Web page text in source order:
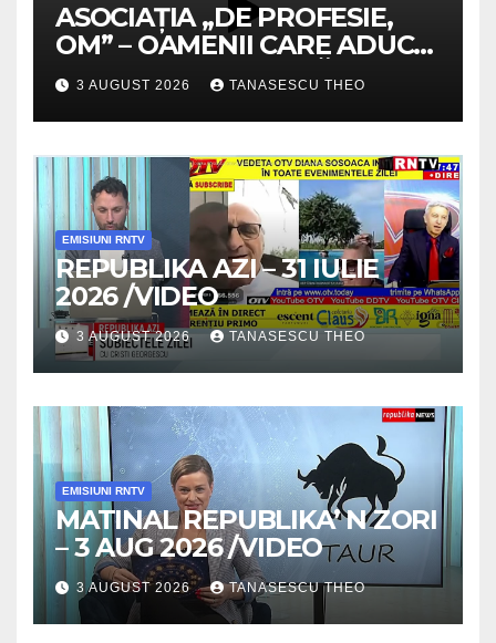
ASOCIAȚIA „DE PROFESIE,
OM” – OAMENII CARE ADUC
VALOARE COMUNITĂȚII /
SECRETELE SUCCESULUI
/VIDEO
3 AUGUST 2026 TANASESCU THEO
EMISIUNI RNTV
REPUBLIKA AZI – 31 IULIE
2026 /VIDEO
3 AUGUST 2026 TANASESCU THEO
EMISIUNI RNTV
MATINAL REPUBLIKA’ N ZORI
– 3 AUG 2026 /VIDEO
3 AUGUST 2026 TANASESCU THEO